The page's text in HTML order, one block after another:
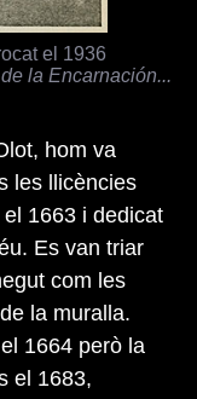
el 1936
la Encarnación...
hom va
les llicències
1663 i dedicat
Es van triar
com les
la muralla.
1664 però la
el 1683,